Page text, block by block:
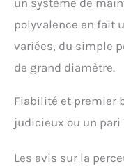
un système de
polyvalence en fait
variées, du simple
de grand diamètre.
Fiabilité et premier
judicieux ou un pari
Les avis sur la